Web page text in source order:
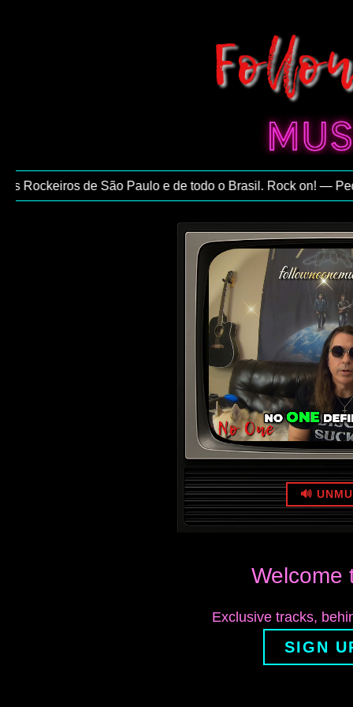
de São Paulo e de todo o Brasil. Rock on! — Pedro
🔊
Welcome
Exclusive tracks,
SIGN